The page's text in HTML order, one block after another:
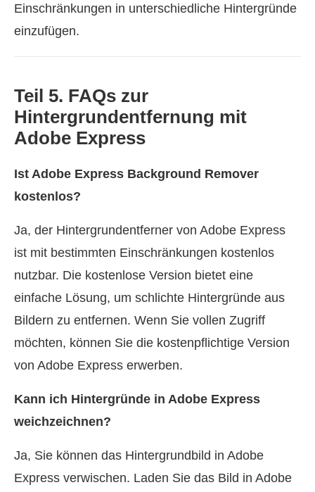
Einschränkungen in unterschiedliche Hintergründe
einzufügen.
Teil 5. FAQs zur
Hintergrundentfernung mit
Adobe Express
Ist Adobe Express Background Remover
kostenlos?
Ja, der Hintergrundentferner von Adobe Express
ist mit bestimmten Einschränkungen kostenlos
nutzbar. Die kostenlose Version bietet eine
einfache Lösung, um schlichte Hintergründe aus
Bildern zu entfernen. Wenn Sie vollen Zugriff
möchten, können Sie die kostenpflichtige Version
von Adobe Express erwerben.
Kann ich Hintergründe in Adobe Express
weichzeichnen?
Ja, Sie können das Hintergrundbild in Adobe
Express verwischen. Laden Sie das Bild in Adobe